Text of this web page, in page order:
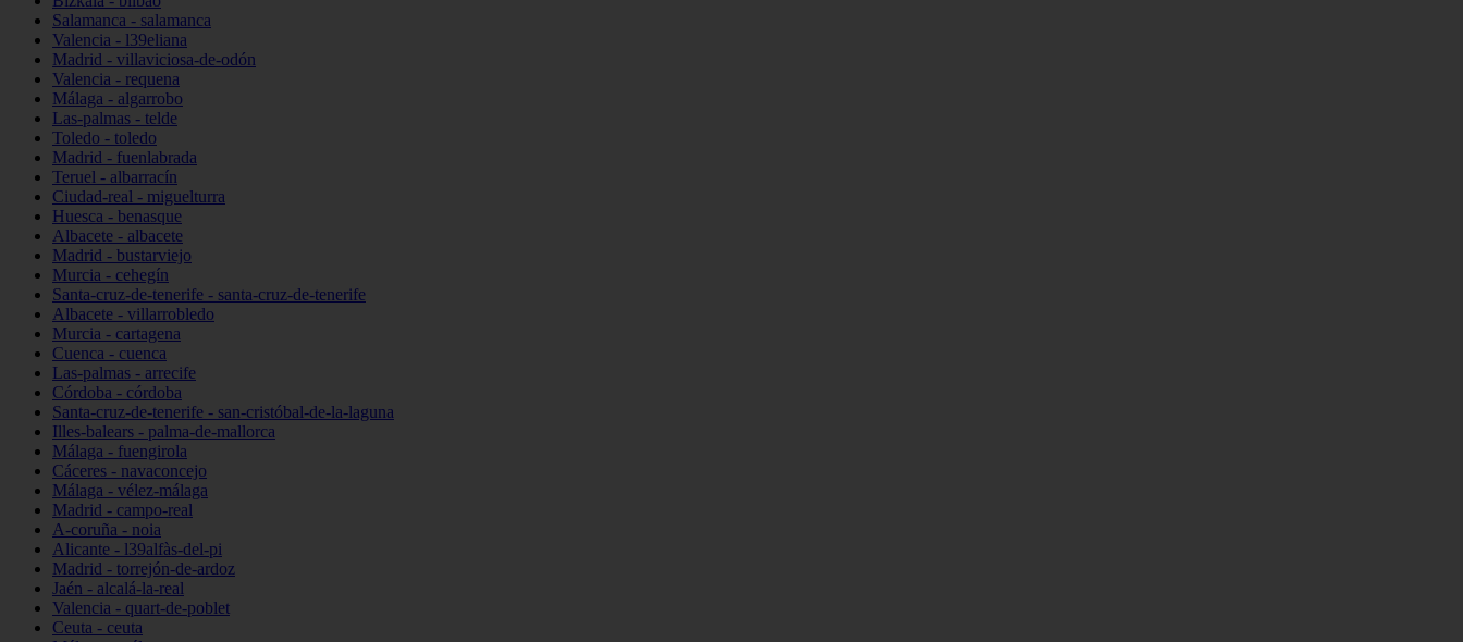
Salamanca - salamanca
Valencia - l39eliana
Madrid - villaviciosa-de-odón
Valencia - requena
Málaga - algarrobo
Las-palmas - telde
Toledo - toledo
Madrid - fuenlabrada
Teruel - albarracín
Ciudad-real - miguelturra
Huesca - benasque
Albacete - albacete
Madrid - bustarviejo
Murcia - cehegín
Santa-cruz-de-tenerife - santa-cruz-de-tenerife
Albacete - villarrobledo
Murcia - cartagena
Cuenca - cuenca
Las-palmas - arrecife
Córdoba - córdoba
Santa-cruz-de-tenerife - san-cristóbal-de-la-laguna
Illes-balears - palma-de-mallorca
Málaga - fuengirola
Cáceres - navaconcejo
Málaga - vélez-málaga
Madrid - campo-real
A-coruña - noia
Alicante - l39alfàs-del-pi
Madrid - torrejón-de-ardoz
Jaén - alcalá-la-real
Valencia - quart-de-poblet
Ceuta - ceuta